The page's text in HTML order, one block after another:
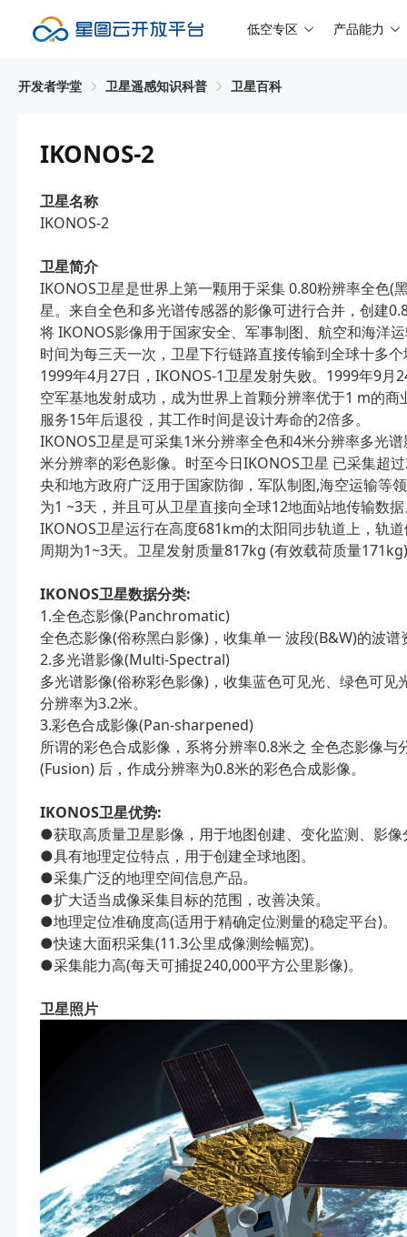
低空专区 产品能力
开发者学堂 卫星遥感知识科普 卫星百科
IKONOS-2
卫星名称
IKONOS-2
卫星简介
IKONOS卫星是世界上第一颗用于采集 0.80粉辨率全色(
星。来自全色和多光谱传感器的影像可进行合并，创建
将 IKONOS影像用于国家安全、军事制图、航空和海洋
时间为每三天一次，卫星下行链路直接传输到全球十多
1999年4月27日，IKONOS-1卫星发射失败。1999年9
空军基地发射成功，成为世界上首颗分辨率优于1 m的
服务15年后退役，其工作时间是设计寿命的2倍多。
IKONOS卫星是可采集1米分辨率全色和4米分辨率多光
米分辨率的彩色影像。时至今日IKONOS卫星 已采集超
央和地方政府广泛用于国家防御，军队制图,海空运输等
为1 ~3天，并且可从卫星直接向全球12地面站地传输数
IKONOS卫星运行在高度681km的太阳同步轨道上，轨
周期为1~3天。卫星发射质量817kg (有效载荷质量
IKONOS卫星数据分类:
1.全色态影像(Panchromatic)
全色态影像(俗称黑白影像)，收集单一 波段(B&W)的波
2.多光谱影像(Multi-Spectral)
多光谱影像(俗称彩色影像)，收集蓝色可见光、绿色可
分辨率为3.2米。
3.彩色合成影像(Pan-sharpened)
所谓的彩色合成影像，系将分辨率0.8米之 全色态影像
(Fusion) 后，作成分辨率为0.8米的彩色合成影像。
IKONOS卫星优势:
●获取高质量卫星影像，用于地图创建、变化监测、影像
●具有地理定位特点，用于创建全球地图。
●采集广泛的地理空间信息产品。
●扩大适当成像采集目标的范围，改善决策。
●地理定位准确度高(适用于精确定位测量的稳定平台)。
●快速大面积采集(11.3公里成像测绘幅宽)。
●采集能力高(每天可捕捉240,000平方公里影像)。
卫星照片